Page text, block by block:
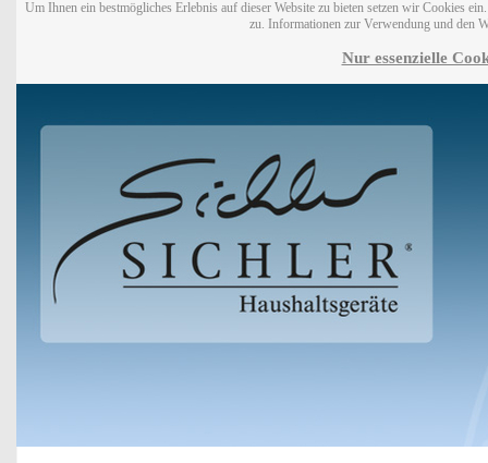
Um Ihnen ein bestmögliches Erlebnis auf dieser Website zu bieten setzen wir Cookies
zu. Informationen zur Verwendung und den
Nur essenzielle